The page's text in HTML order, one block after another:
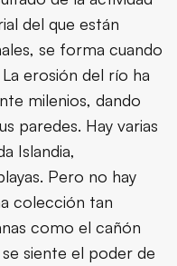
del que están
se forma cuando
erosión del río ha
milenios, dando
paredes. Hay varias
Islandia,
Pero no hay
colección tan
como el cañón
siente el poder de